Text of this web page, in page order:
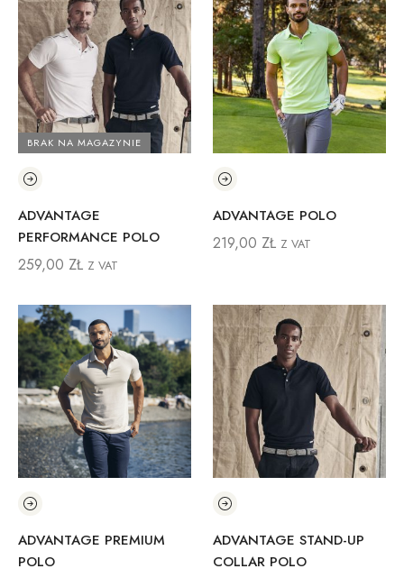
BRAK NA MAGAZYNIE
ADVANTAGE
PERFORMANCE POLO
259,00 ZŁ Z VAT
ADVANTAGE POLO
219,00 ZŁ Z VAT
ADVANTAGE PREMIUM
POLO
ADVANTAGE STAND-UP
COLLAR POLO